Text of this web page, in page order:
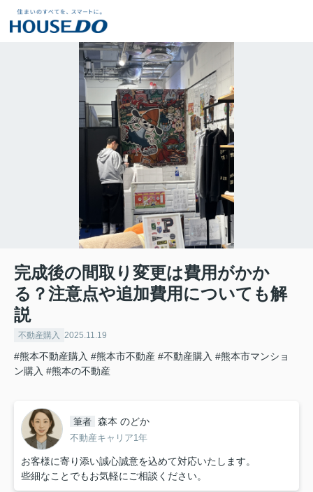
完成後の間取り変更は費用がかか
る？注意点や追加費用についても解
説
不動産購入 2025.11.19
#熊本不動産購入 #熊本市不動産 #不動産購入 #熊本市マンショ
ン購入 #熊本の不動産
筆者 森本 のどか
不動産キャリア1年
お客様に寄り添い誠心誠意を込めて対応いたします。
些細なことでもお気軽にご相談ください。